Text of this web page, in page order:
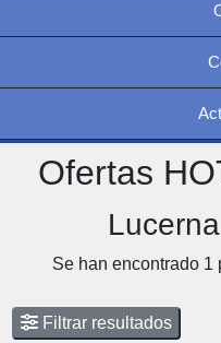
Ofertas
Lucerna
Se han encontrado 1
Filtrar resultados